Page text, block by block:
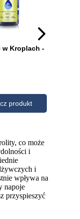
co może
i
i
wpływa na
napoje
przyspieszyć